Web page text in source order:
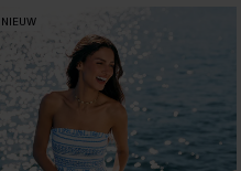
NIEUW